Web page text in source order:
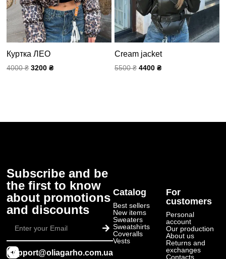
Куртка ЛЕО
4000₴ 3200₴
Cream jacket
5500₴ 4400 ₴
Subscribe and be
the first to know
about promotions
and discounts
Submit
support@oliagarho.com.ua
Catalog
Best sellers
New items
Sweaters
Sweatshirts
Coveralls
Vests
For
customers
Personal
account
Our production
About us
Returns and
exchanges
Contacts